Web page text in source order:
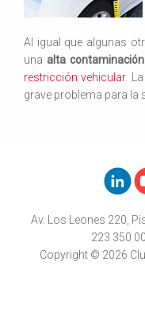
Al igual que algunas
una alta contaminación
restricción vehicular.
grave problema para la
Av. Los Leones 220,
223 350
Copyright © 2026